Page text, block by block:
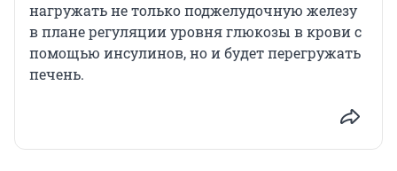
нагружать не только поджелудочную железу
в плане регуляции уровня глюкозы в крови с
помощью инсулинов, но и будет перегружать
печень.